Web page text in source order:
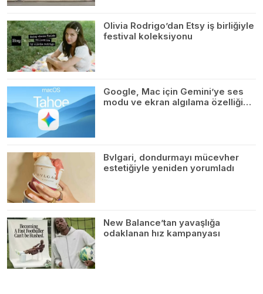
Olivia Rodrigo’dan Etsy iş birliğiyle
festival koleksiyonu
Google, Mac için Gemini’ye ses
modu ve ekran algılama özelliği…
Bvlgari, dondurmayı mücevher
estetiğiyle yeniden yorumladı
New Balance’tan yavaşlığa
odaklanan hız kampanyası